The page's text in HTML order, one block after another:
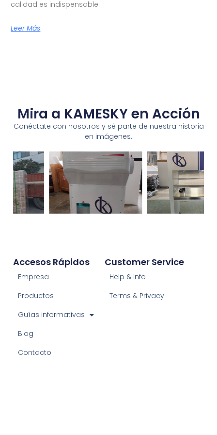
calidad es indispensable.
Leer Más
Mira a KAMESKY en Acción
Conéctate con nosotros y sé parte de nuestra historia
en imágenes.
Customer Service
Help & Info
Terms & Privacy
Accesos Rápidos
Empresa
Productos
Guías informativas
Blog
Contacto